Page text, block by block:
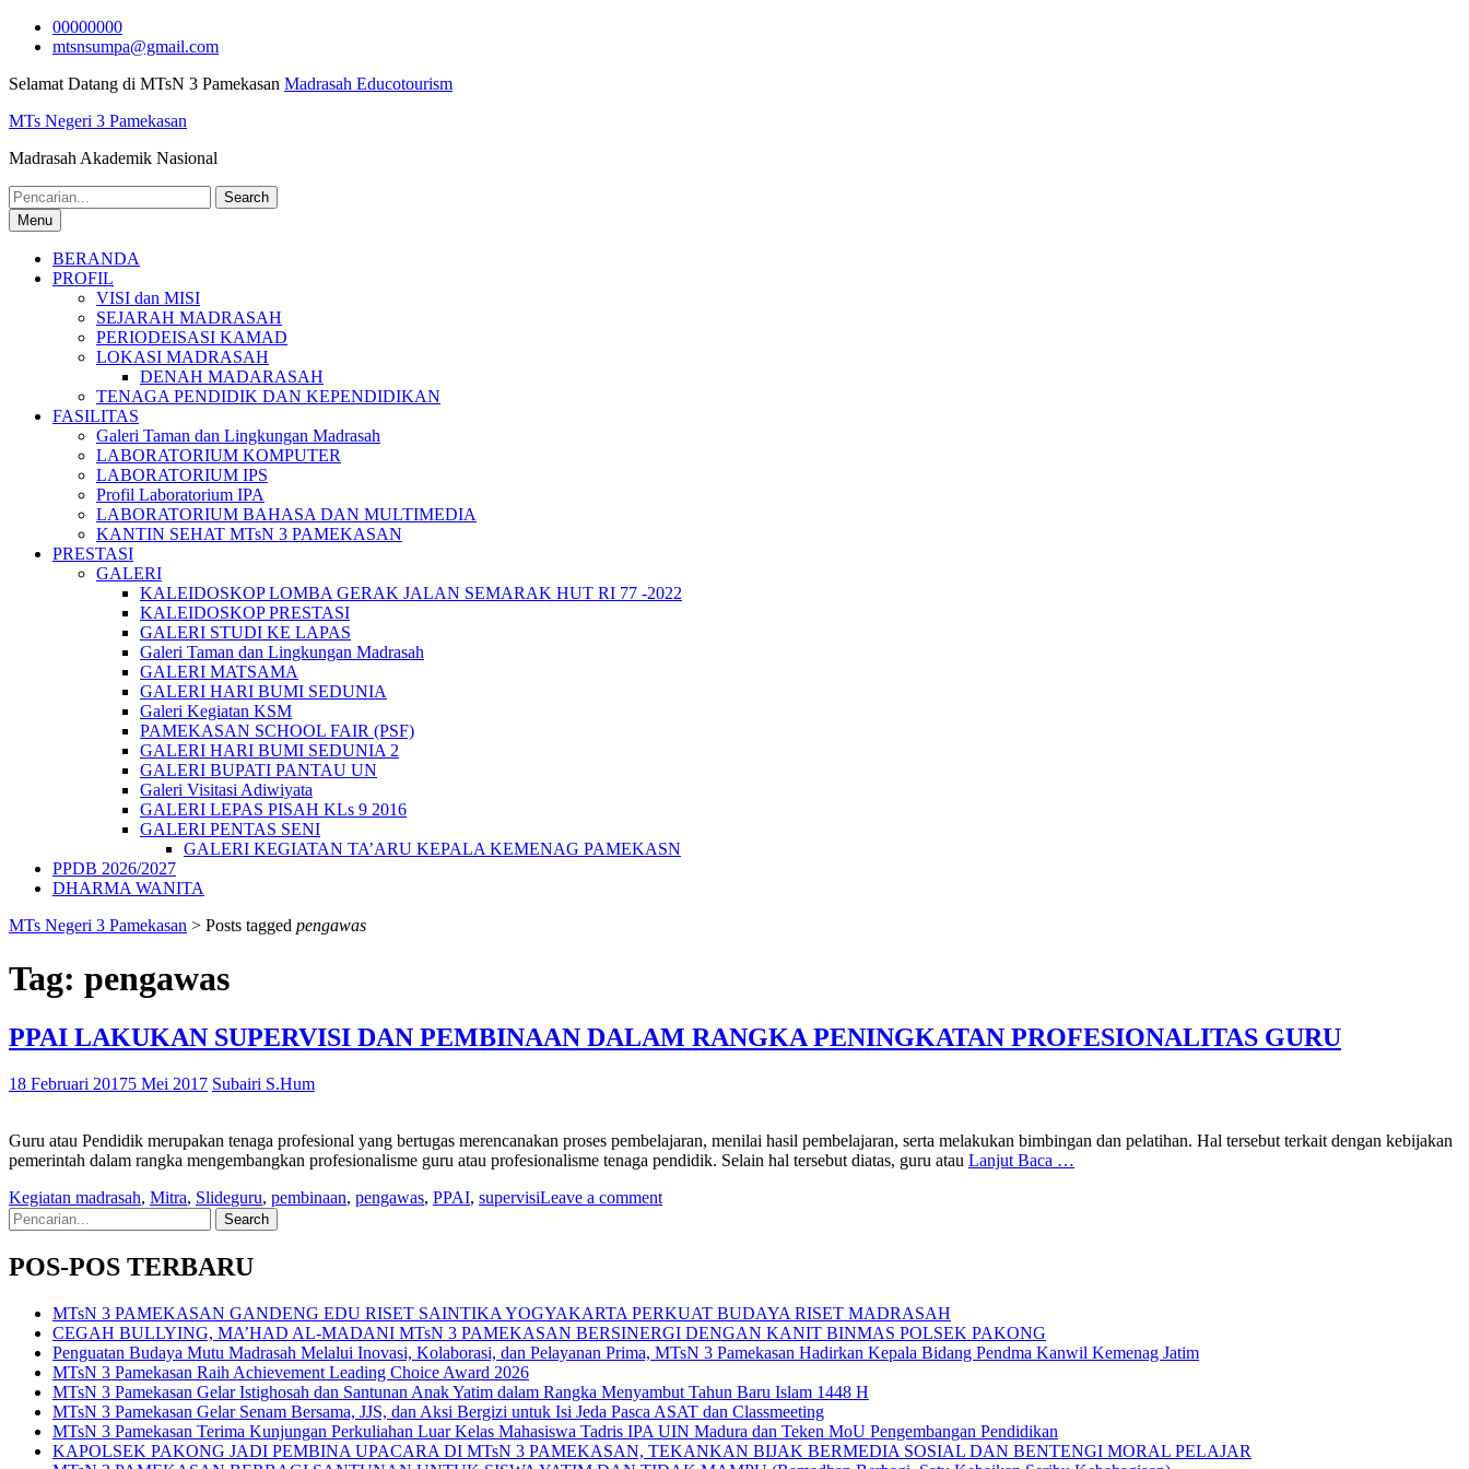
Skip
00000000
mtsnsumpa@gmail.com
Selamat Datang di MTsN 3 Pamekasan Madrasah Educotourism
MTs Negeri 3 Pamekasan
Madrasah Akademik Nasional
Search
for:Menu
BERANDA
PROFIL
VISI dan MISI
SEJARAH MADRASAH
PERIODEISASI KAMAD
LOKASI MADRASAH
DENAH MADARASAH
TENAGA PENDIDIK DAN KEPENDIDIKAN
FASILITAS
Galeri Taman dan Lingkungan Madrasah
LABORATORIUM KOMPUTER
LABORATORIUM IPS
Profil Laboratorium IPA
LABORATORIUM BAHASA DAN MULTIMEDIA
KANTIN SEHAT MTsN 3 PAMEKASAN
PRESTASI
GALERI
KALEIDOSKOP LOMBA GERAK JALAN SEMARAK HUT RI 77 -2022
KALEIDOSKOP PRESTASI
GALERI STUDI KE LAPAS
Galeri Taman dan Lingkungan Madrasah
GALERI MATSAMA
GALERI HARI BUMI SEDUNIA
Galeri Kegiatan KSM
PAMEKASAN SCHOOL FAIR (PSF)
GALERI HARI BUMI SEDUNIA 2
GALERI BUPATI PANTAU UN
Galeri Visitasi Adiwiyata
GALERI LEPAS PISAH KLs 9 2016
GALERI PENTAS SENI
GALERI KEGIATAN TA’ARU KEPALA KEMENAG PAMEKASN
PPDB 2026/2027
DHARMA WANITA
MTs Negeri 3 Pamekasan > Posts tagged pengawas
Tag: pengawas
PPAI LAKUKAN SUPERVISI DAN PEMBINAAN DALAM RANGKA PENINGKATAN PROFESIONALITAS GURU
18 Februari 20175 Mei 2017 Subairi S.Hum
Guru atau Pendidik merupakan tenaga profesional yang bertugas merencanakan proses pembelajaran, menilai hasil pembelajaran, serta melakukan bimbingan dan pelatihan. Hal tersebut terkait dengan kebijakan
pemerintah dalam rangka mengembangkan profesionalisme guru atau profesionalisme tenaga pendidik. Selain hal tersebut diatas, guru atau Lanjut Baca …
Kegiatan madrasah, Mitra, Slideguru, pembinaan, pengawas, PPAI, supervisiLeave a comment
Search
for:
POS-POS TERBARU
MTsN 3 PAMEKASAN GANDENG EDU RISET SAINTIKA YOGYAKARTA PERKUAT BUDAYA RISET MADRASAH
CEGAH BULLYING, MA’HAD AL-MADANI MTsN 3 PAMEKASAN BERSINERGI DENGAN KANIT BINMAS POLSEK PAKONG
Penguatan Budaya Mutu Madrasah Melalui Inovasi, Kolaborasi, dan Pelayanan Prima, MTsN 3 Pamekasan Hadirkan Kepala Bidang Pendma Kanwil Kemenag Jatim
MTsN 3 Pamekasan Raih Achievement Leading Choice Award 2026
MTsN 3 Pamekasan Gelar Istighosah dan Santunan Anak Yatim dalam Rangka Menyambut Tahun Baru Islam 1448 H
MTsN 3 Pamekasan Gelar Senam Bersama, JJS, dan Aksi Bergizi untuk Isi Jeda Pasca ASAT dan Classmeeting
MTsN 3 Pamekasan Terima Kunjungan Perkuliahan Luar Kelas Mahasiswa Tadris IPA UIN Madura dan Teken MoU Pengembangan Pendidikan
KAPOLSEK PAKONG JADI PEMBINA UPACARA DI MTsN 3 PAMEKASAN, TEKANKAN BIJAK BERMEDIA SOSIAL DAN BENTENGI MORAL PELAJAR